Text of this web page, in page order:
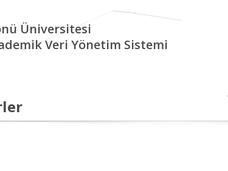
Üniversitesi
Veri Yönetim Sistemi